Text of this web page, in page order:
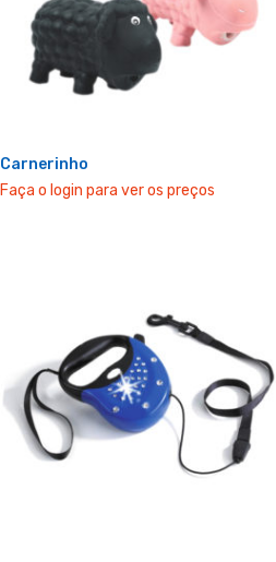
Carnerinho
Faça o login para ver os preços